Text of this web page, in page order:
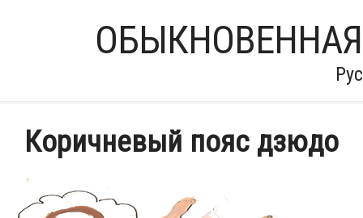
Коричневый пояс дзюдо